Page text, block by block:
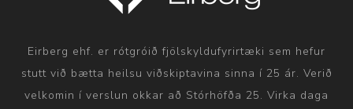
Eirberg ehf. er rótgróið fjölskyldufyrirtæki sem hefur
stutt við bætta heilsu viðskiptavina sinna í 25 ár. Verið
velkomin í verslun okkar að Stórhöfða 25. Virka daga